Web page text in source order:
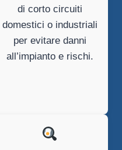
di corto circuiti
domestici o industriali
per evitare danni
all’impianto e rischi.